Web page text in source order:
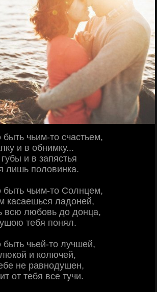
чьим-то счастьем,
и в обнимку...
и в запястья
лишь половинка.
быть чьим-то Солнцем,
касаешься ладоней,
всю любовь до донца,
тебя понял.
чьей-то лучшей,
и колючей,
не равнодушен,
от тебя все тучи.